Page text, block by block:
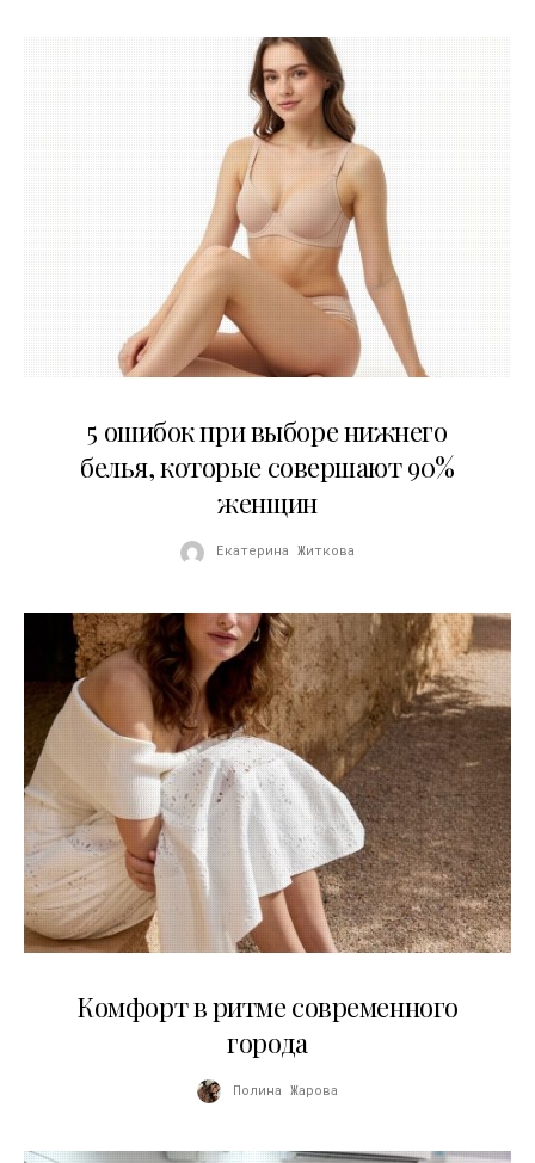
5 ошибок при выборе нижнего
белья, которые совершают 90%
женщин
Екатерина Житкова
Комфорт в ритме современного
города
Полина Жарова